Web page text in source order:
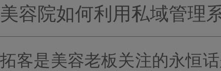
美容院如何利用私域管理
拓客是美容老板关注的永恒